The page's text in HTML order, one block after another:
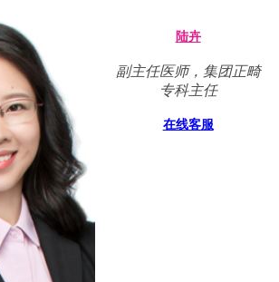
陆卉
副主任医师，集团正畸
专科主任
在线客服